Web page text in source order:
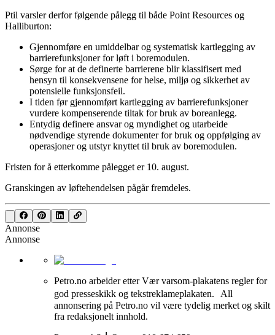
Ptil varsler derfor følgende pålegg til både Point Resources og
Halliburton:
Gjennomføre en umiddelbar og systematisk kartlegging av
barrierefunksjoner for løft i boremodulen.
Sørge for at de definerte barrierene blir klassifisert med
hensyn til konsekvensene for helse, miljø og sikkerhet av
potensielle funksjonsfeil.
I tiden før gjennomført kartlegging av barrierefunksjoner
vurdere kompenserende tiltak for bruk av boreanlegg.
Entydig definere ansvar og myndighet og utarbeide
nødvendige styrende dokumenter for bruk og oppfølging av
operasjoner og utstyr knyttet til bruk av boremodulen.
Fristen for å etterkomme pålegget er 10. august.
Granskingen av løftehendelsen pågår fremdeles.
Annonse
Annonse
Petro.no arbeider etter Vær varsom-plakatens regler for
god presseskikk og tekstreklameplakaten. All
annonsering på Petro.no vil være tydelig merket og skilt
fra redaksjonelt innhold.